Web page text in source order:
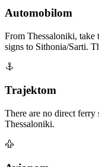
Automobilom
From Thessaloniki,
signs to Sithonia/Sarti.
Trajektom
There are no direct ferry
Thessaloniki.